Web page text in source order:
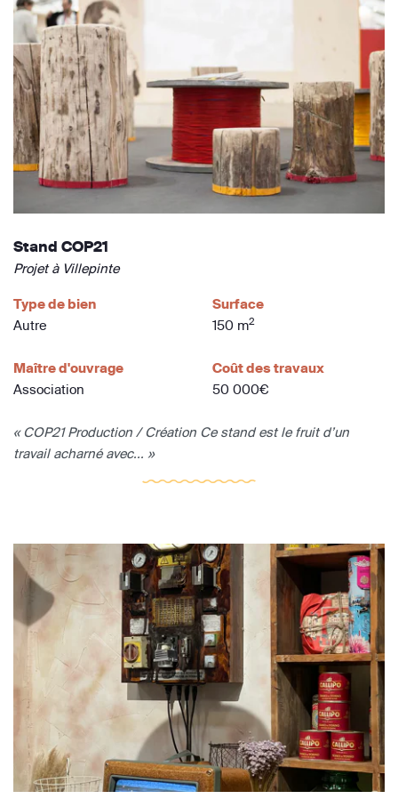
Stand COP21
Projet à Villepinte
Type de bien
Autre
Surface
150 m2
Maître d'ouvrage
Association
Coût des travaux
50 000€
« COP21 Production / Création Ce stand est le fruit d’un
travail acharné avec... »